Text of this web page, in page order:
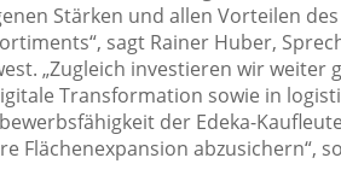
Stärken und allen Vorteilen
sagt Rainer Huber,
„Zugleich investieren wir weiter
Transformation sowie in
der Edeka-
Flächenexpansion abzusichern“,